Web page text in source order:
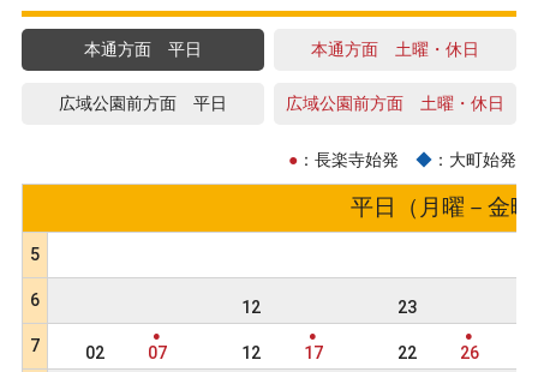
本通方面 平日 本通方面 土曜・休日
広域公園前方面 平日 広域公園前方面 土曜・休日
● ：長楽寺始発 ◆ ：大町始発
平日（月曜－金
5
6 12
23
7
● ● ●
02 07 12 17 22 26